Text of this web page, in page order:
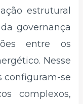
estrutural
governança
entre os
Nesse
configuram-se
complexos,